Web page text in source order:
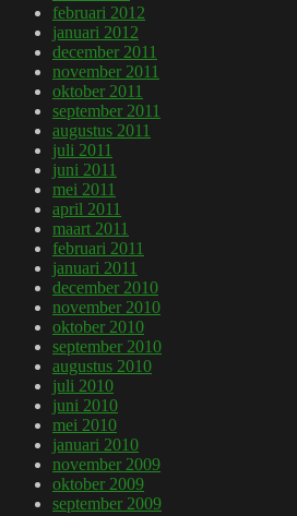
februari 2012
januari 2012
december 2011
november 2011
oktober 2011
september 2011
augustus 2011
juli 2011
juni 2011
mei 2011
april 2011
maart 2011
februari 2011
januari 2011
december 2010
november 2010
oktober 2010
september 2010
augustus 2010
juli 2010
juni 2010
mei 2010
januari 2010
november 2009
oktober 2009
september 2009